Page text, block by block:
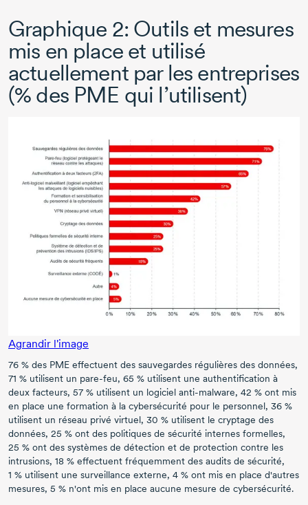
Graphique 2: Outils et mesures
mis en place et utilisé
actuellement par les entreprises
(% des PME qui l’utilisent)
Agrandir l'image
76 % des PME effectuent des sauvegardes régulières des données,
71 % utilisent un pare-feu, 65 % utilisent une authentification à
deux facteurs, 57 % utilisent un logiciel anti-malware, 42 % ont mis
en place une formation à la cybersécurité pour le personnel, 36 %
utilisent un réseau privé virtuel, 30 % utilisent le cryptage des
données, 25 % ont des politiques de sécurité internes formelles,
25 % ont des systèmes de détection et de protection contre les
intrusions, 18 % effectuent fréquemment des audits de sécurité,
1 % utilisent une surveillance externe, 4 % ont mis en place d'autres
mesures, 5 % n'ont mis en place aucune mesure de cybersécurité.